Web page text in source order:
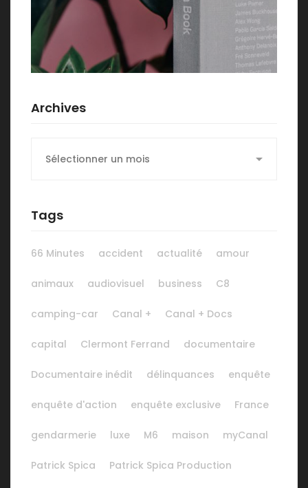
Archives
Tags
66 Minutes accident actualité amour
animaux audiovisuel business C8
camping-car Canal + Canal + Docs
capital Clermont Ferrand documentaire
Documentaire inédit délinquances enquête
enquête d'action enquête exclusive France
gendarmerie luxe M6 maison myCanal
Patrick Spica Patrick Spica Production